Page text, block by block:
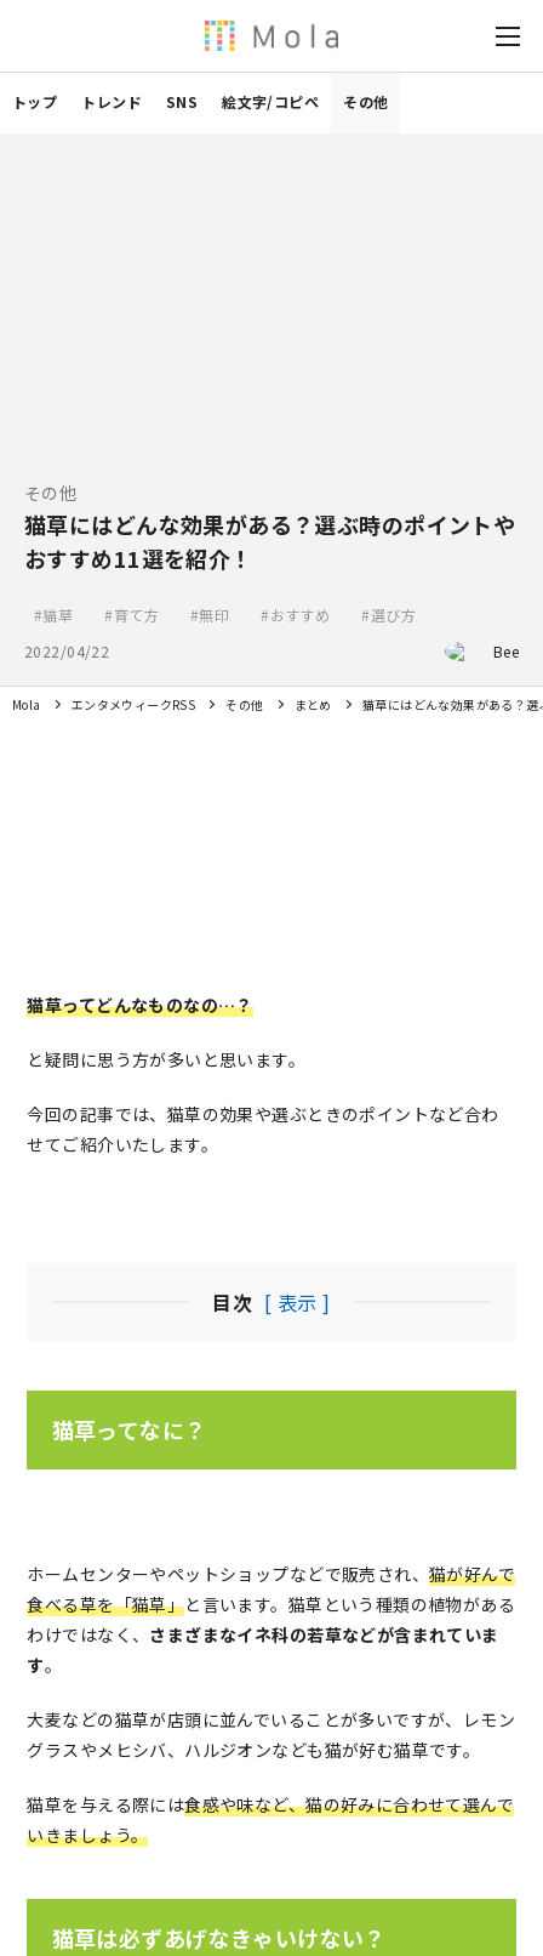
トップ トレンド SNS 絵文字/コピペ その他
その他
猫草にはどんな効果がある？選ぶ時のポイントや
おすすめ11選を紹介！
猫草 育て方 無印 おすすめ
選び方
2022/04/22
Bee
Mola エンタメウィークRSS その他 まとめ 猫草にはどんな効果がある？
猫草ってどんなものなの…？
と疑問に思う方が多いと思います。
今回の記事では、猫草の効果や選ぶときのポイントなど合わ
せてご紹介いたします。
目次 [ 表示 ]
猫草ってなに？
ホームセンターやペットショップなどで販売され、猫が好んで
食べる草を「猫草」と言います。猫草という種類の植物がある
わけではなく、 さまざまなイネ科の若草などが含まれていま
す。
大麦などの猫草が店頭に並んでいることが多いですが、レモン
グラスやメヒシバ、ハルジオンなども猫が好む猫草です。
猫草を与える際には食感や味など、猫の好みに合わせて選んで
いきましょう。
猫草は必ずあげなきゃいけない？